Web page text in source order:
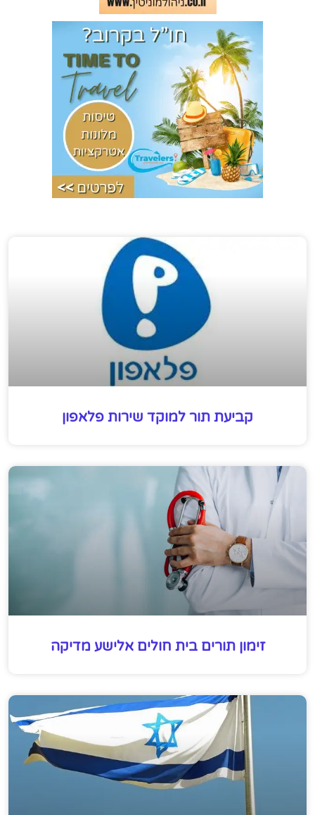
קביעת תור למוקד שירות פלאפון
זימון תורים בית חולים אלישע מדיקה